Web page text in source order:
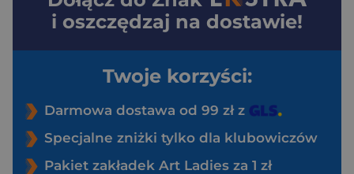
i oszczędzaj na dostawie!
Twoje korzyści:
Darmowa dostawa od 99 zł z
Specjalne zniżki tylko dla klubowiczów
Pakiet zakładek Art Ladies za 1 zł